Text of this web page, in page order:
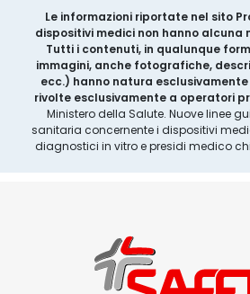
Le informazioni riportate nel sito
dispositivi medici non hanno
Tutti i contenuti, in qualunque
immagini, anche fotografiche,
ecc.) hanno natura
rivolte esclusivamente a operatori
Ministero della Salute. Nuove linee
sanitaria concernente i dispositivi
diagnostici in vitro e presidi medico